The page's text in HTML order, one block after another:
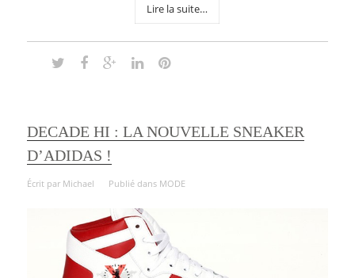
Lire la suite…
DECADE HI : LA NOUVELLE SNEAKER
D’ADIDAS !
Écrit par Michael Publié dans MODE